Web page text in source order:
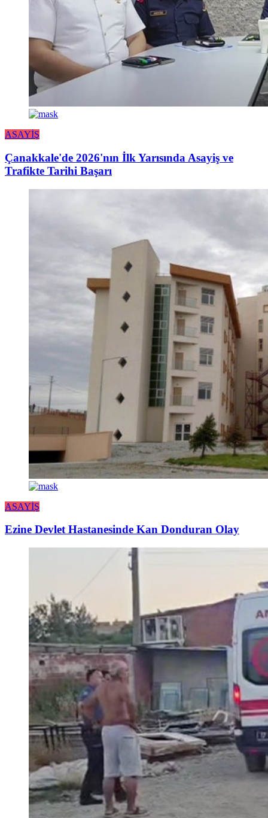
ASAYİŞ
Çanakkale'de 2026'nın İlk Yarısında Asayiş ve
Trafikte Tarihi Başarı
ASAYİŞ
Ezine Devlet Hastanesinde Kan Donduran Olay